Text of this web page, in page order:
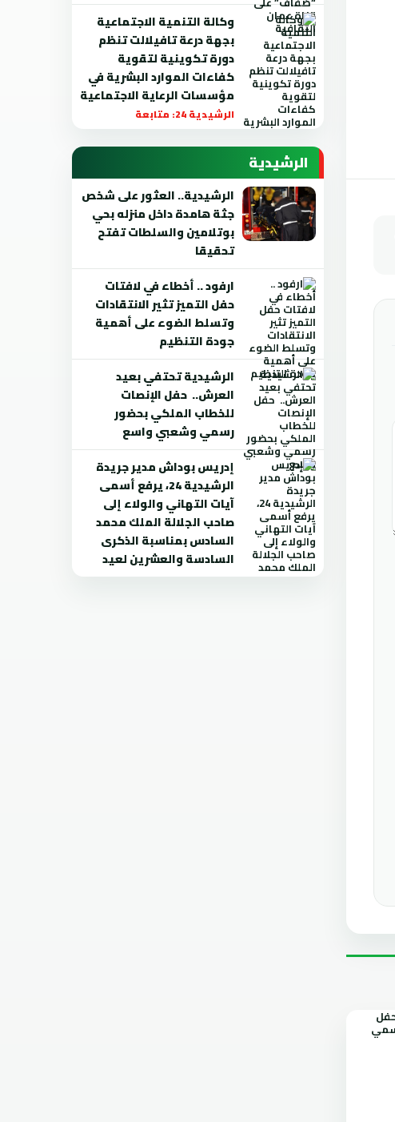
وكالة التنمية الاجتماعية
بجهة درعة تافيلالت تنظم
دورة تكوينية لتقوية
كفاءات الموارد البشرية في
مؤسسات الرعاية الاجتماعية
الرشيدية 24: متابعة
الرشيدية
الرشيدية.. العثور على شخص
جثة هامدة داخل منزله بحي
بوتلامين والسلطات تفتح
تحقيقا
ارفود .. أخطاء في لافتات
حفل التميز تثير الانتقادات
وتسلط الضوء على أهمية
جودة التنظيم
الرشيدية تحتفي بعيد
العرش.. حفل الإنصات
للخطاب الملكي بحضور
رسمي وشعبي واسع
إدريس بوداش مدير جريدة
الرشيدية 24، يرفع أسمى
آيات التهاني والولاء إلى
صاحب الجلالة الملك محمد
السادس بمناسبة الذكرى
السادسة والعشرين لعيد